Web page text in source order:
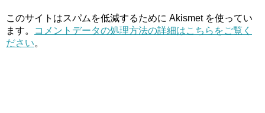
このサイトはスパムを低減するために Akismet を使ってい
ます。
コメントデータの処理方法の詳細はこちらをご覧く
ださい。